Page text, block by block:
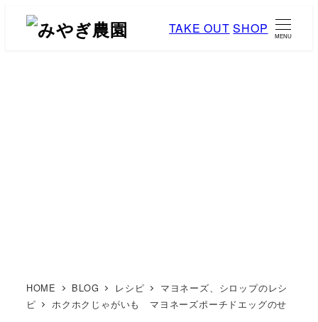
TAKE OUT SHOP
MENU
HOME BLOG レシピ
マヨネーズ、シロップのレシ
ピ
ホクホクじゃがいも マヨネーズポーチドエッグのせ